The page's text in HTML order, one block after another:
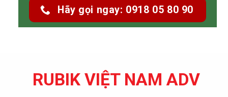
Hãy gọi ngay: 0918 05 80 90
RUBIK VIỆT NAM ADV